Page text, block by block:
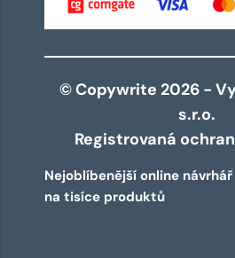
© Copywrite 2026 -
s.r.o.
Registrovaná
Nejoblíbenější online
na tisíce produktů